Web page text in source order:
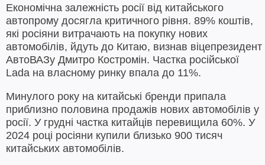
Економічна залежність росії від китайського
автопрому досягла критичного рівня. 89% коштів,
які росіяни витрачають на покупку нових
автомобілів, йдуть до Китаю, визнав віцепрезидент
АвтоВАЗу Дмитро Костромін. Частка російської
Lada на власному ринку впала до 11%.
Минулого року на китайські бренди припала
приблизно половина продажів нових автомобілів у
росії. У грудні частка китайців перевищила 60%. У
2024 році росіяни купили близько 900 тисяч
китайських автомобілів.